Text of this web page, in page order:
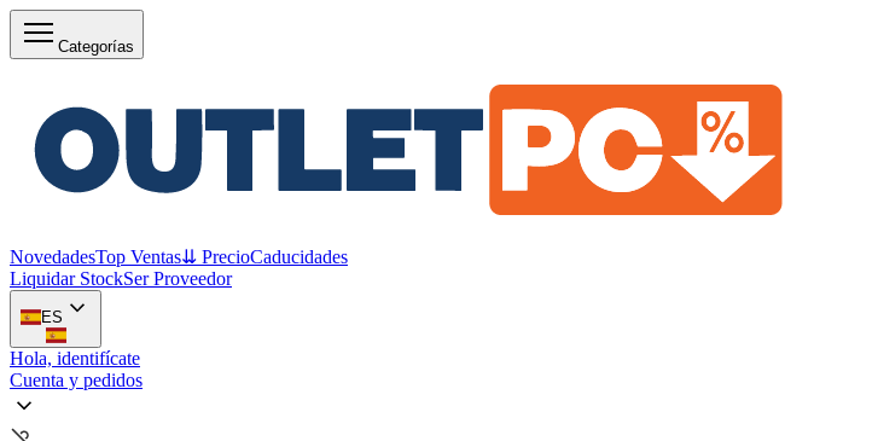
Categorías
NovedadesTop Ventas⇊ PrecioCaducidades
Liquidar StockSer Proveedor
ES
Hola, identifícate
Cuenta y pedidos